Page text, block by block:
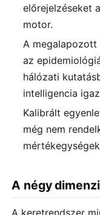
előrejelzéseket
motor.
A
az
hálózati
intelligencia
Kalibrált
még nem
A négy